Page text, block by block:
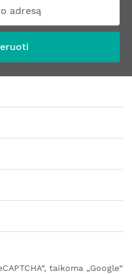
taikoma „Google“